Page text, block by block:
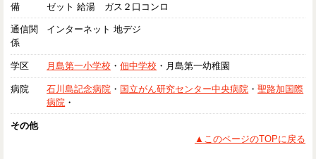
備
ゼット 給湯 ガス２口コンロ
通信関
係
インターネット 地デジ
学区 月島第一小学校 ・佃中学校 ・月島第一幼稚園
病院 石川島記念病院 ・ 国立がん研究センター中央病院 ・聖路加国際
病院 ・
その他
▲このページのTOPに戻る